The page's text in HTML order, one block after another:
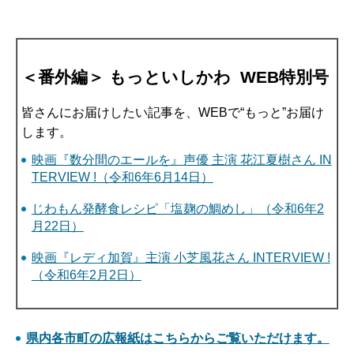
＜番外編＞ もっといしかわ WEB特別号
皆さんにお届けしたい記事を、WEBで“もっと”お届け
します。
映画『数分間のエールを』声優 主演 花江夏樹さん IN
TERVIEW !（令和6年6月14日）
じわもん発酵食レシピ「塩麹の鯛めし」（令和6年2
月22日）
映画『レディ加賀』主演 小芝風花さん INTERVIEW !
（令和6年2月2日）
県内各市町の広報紙はこちらからご覧いただけます。